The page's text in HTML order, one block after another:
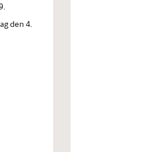
den 4.